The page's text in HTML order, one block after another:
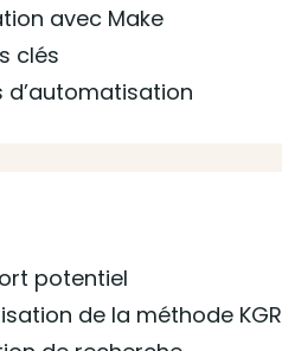
avec Make
clés
potentiel
de la méthode KGR